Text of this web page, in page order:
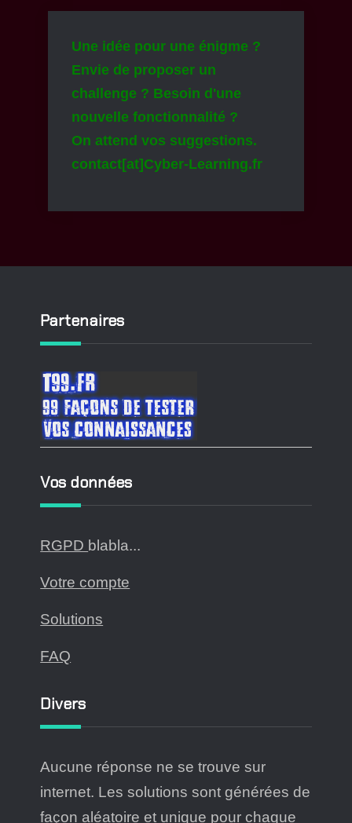
Une idée pour une énigme ?
Envie de proposer un
challenge ? Besoin d'une
nouvelle fonctionnalité ?
On attend vos suggestions.
contact[at]Cyber-Learning.fr
Partenaires
Vos données
RGPD blabla...
Votre compte
Solutions
FAQ
Divers
Aucune réponse ne se trouve sur
internet. Les solutions sont générées de
façon aléatoire et unique pour chaque